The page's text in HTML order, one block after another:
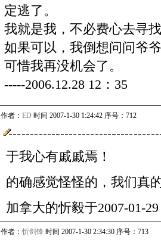
定逃了。
我就是我，不必费心去寻
如果可以，我倒想问问爷
可惜我再没机会了。
-----2006.12.28 12：35
作者： ED 时间 2007-1-30 1:24:42 序号：712
于我心有戚戚焉！
的确感觉怪怪的，我们真
加拿大的忻毅于2007-01-29
作者：忻剑锋 时间 2007-1-30 2:34:30 序号：713